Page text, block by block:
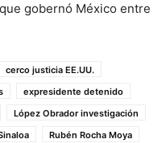
gobernó México entre
cerco justicia EE.UU.
expresidente detenido
López Obrador investigación
Rubén Rocha Moya